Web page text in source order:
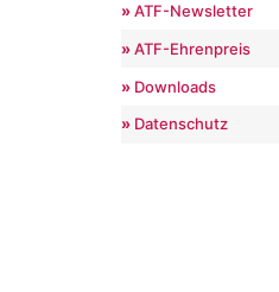
ATF-Newsletter
ATF-Ehrenpreis
Downloads
Datenschutz